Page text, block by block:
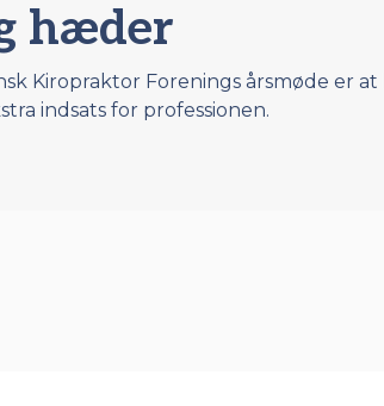
hæder
Kiropraktor Forenings årsmøde er
indsats for professionen.